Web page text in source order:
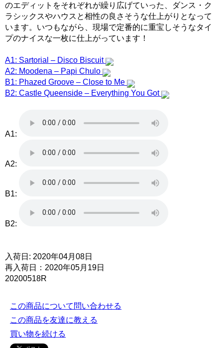
のエディットをそれぞれが繰り広げていった、ダンス・ク
ラシックスやハウスと相性の良さそうな仕上がりとなって
います。いつもながら、現場で定番的に重宝しそうなタイ
プのナイスな一枚に仕上がっています！
A1: Sartorial – Disco Biscuit
A2: Moodena – Papi Chulo
B1: Phazed Groove – Close to Me
B2: Castle Queenside – Everything You Got
A1:
A2:
B1:
B2:
入荷日: 2020年04月08日
再入荷日：2020年05月19日
20200518R
この商品について問い合わせる
この商品を友達に教える
買い物を続ける